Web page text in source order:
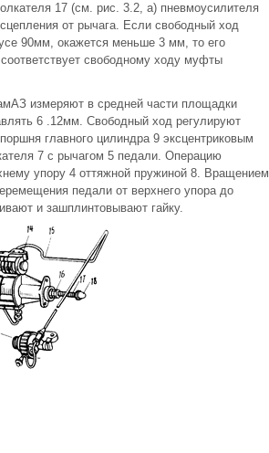
17 (см. рис. 3.2, а) пневмоусилителя
от рычага. Если свободный ход
90мм, окажется меньше 3 мм, то его
свободному ходу муфты
измеряют в средней части площадки
6 .12мм. Свободный ход регулируют
главного цилиндра 9 эксцентриковым
7 с рычагом 5 педали. Операцию
упору 4 оттяжной пружиной 8. Вращением
педали от верхнего упора до
и зашплинтовывают гайку.